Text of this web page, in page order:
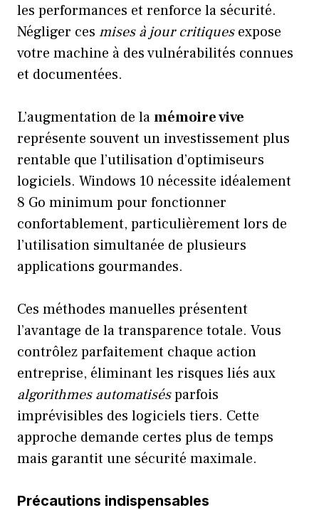
les performances et renforce la sécurité.
Négliger ces mises à jour critiquesexpose
votre machine à des vulnérabilités connues
et documentées.
L’augmentation de lamémoire vive
représente souvent un investissement plus
rentable que l’utilisation d’optimiseurs
logiciels. Windows 10 nécessite idéalement
8 Go minimum pour fonctionner
confortablement, particulièrement lors de
l’utilisation simultanée de plusieurs
applications gourmandes.
Ces méthodes manuelles présentent
l’avantage de la transparence totale. Vous
contrôlez parfaitement chaque action
entreprise, éliminant les risques liés aux
algorithmes automatisésparfois
imprévisibles des logiciels tiers. Cette
approche demande certes plus de temps
mais garantit une sécurité maximale.
Précautions indispensables